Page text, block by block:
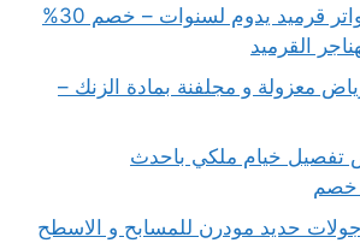
تركيب هناجر وسواتر قرميد يدوم لسنوات – خصم 30%
القرميد
معزولة و مجلفنة بمادة الزنك –
تفصيل خيام ملكي باحدث
حديد مودرن للمسابح و الاسطح